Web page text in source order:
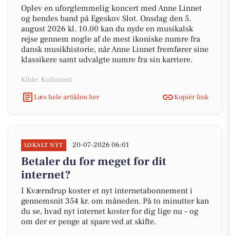
Oplev en uforglemmelig koncert med Anne Linnet
og hendes band på Egeskov Slot. Onsdag den 5.
august 2026 kl. 10.00 kan du nyde en musikalsk
rejse gennem nogle af de mest ikoniske numre fra
dansk musikhistorie, når Anne Linnet fremfører sine
klassikere samt udvalgte numre fra sin karriere.
Kilde: Kultunaut
Læs hele artiklen her
Kopiér link
LOKALT NYT 20-07-2026 06:01
Betaler du for meget for dit
internet?
I Kværndrup koster et nyt internetabonnement i
gennemsnit 354 kr. om måneden. På to minutter kan
du se, hvad nyt internet koster for dig lige nu – og
om der er penge at spare ved at skifte.